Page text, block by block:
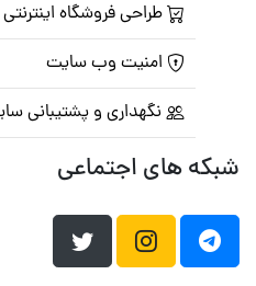
طراحی فروشگاه اینترنتی
امنیت وب سایت
نگهداری و پشتیبانی
شبکه های اجتماعی